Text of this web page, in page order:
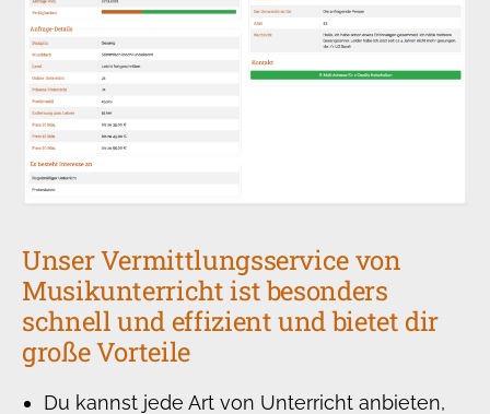
Unser Vermittlungsservice von
Musikunterricht ist besonders
schnell und effizient und bietet dir
große Vorteile
Du kannst jede Art von Unterricht anbieten,